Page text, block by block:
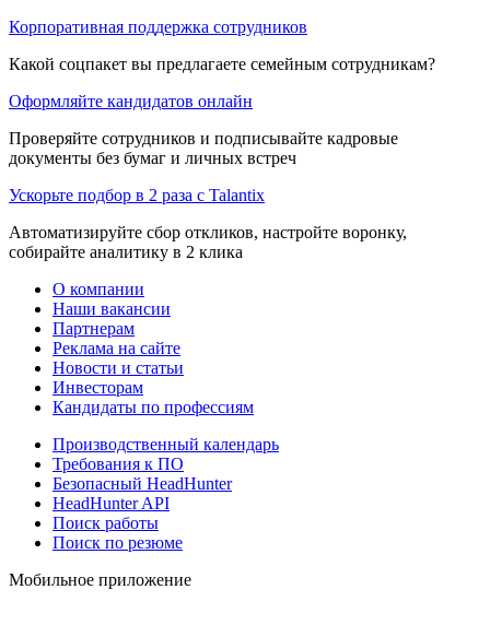
Корпоративная поддержка сотрудников
Какой соцпакет вы предлагаете семейным сотрудникам?
Оформляйте кандидатов онлайн
Проверяйте сотрудников и подписывайте кадровые
документы без бумаг и личных встреч
Ускорьте подбор в 2 раза с Talantix
Автоматизируйте сбор откликов, настройте воронку,
собирайте аналитику в 2 клика
О компании
Наши вакансии
Партнерам
Реклама на сайте
Новости и статьи
Инвесторам
Кандидаты по профессиям
Производственный календарь
Требования к ПО
Безопасный HeadHunter
HeadHunter API
Поиск работы
Поиск по резюме
Мобильное приложение